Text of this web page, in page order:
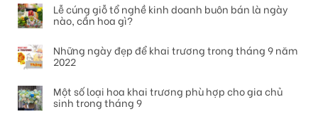
Lễ cúng giỗ tổ nghề kinh doanh buôn bán là ngày
nào, cần hoa gì?
Những ngày đẹp để khai trương trong tháng 9 năm
2022
Một số loại hoa khai trương phù hợp cho gia chủ
sinh trong tháng 9